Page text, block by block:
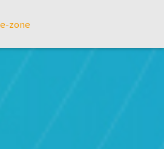
e-zone